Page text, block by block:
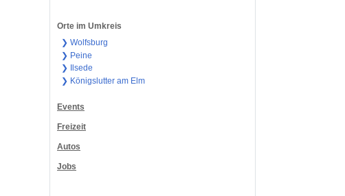
Orte im Umkreis
❯ Wolfsburg
❯ Peine
❯ Ilsede
❯ Königslutter am Elm
Events
Freizeit
Autos
Jobs